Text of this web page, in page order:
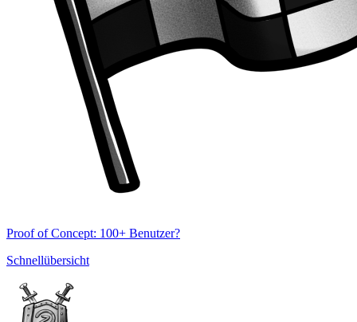
Proof of Concept: 100+ Benutzer?
Schnellübersicht